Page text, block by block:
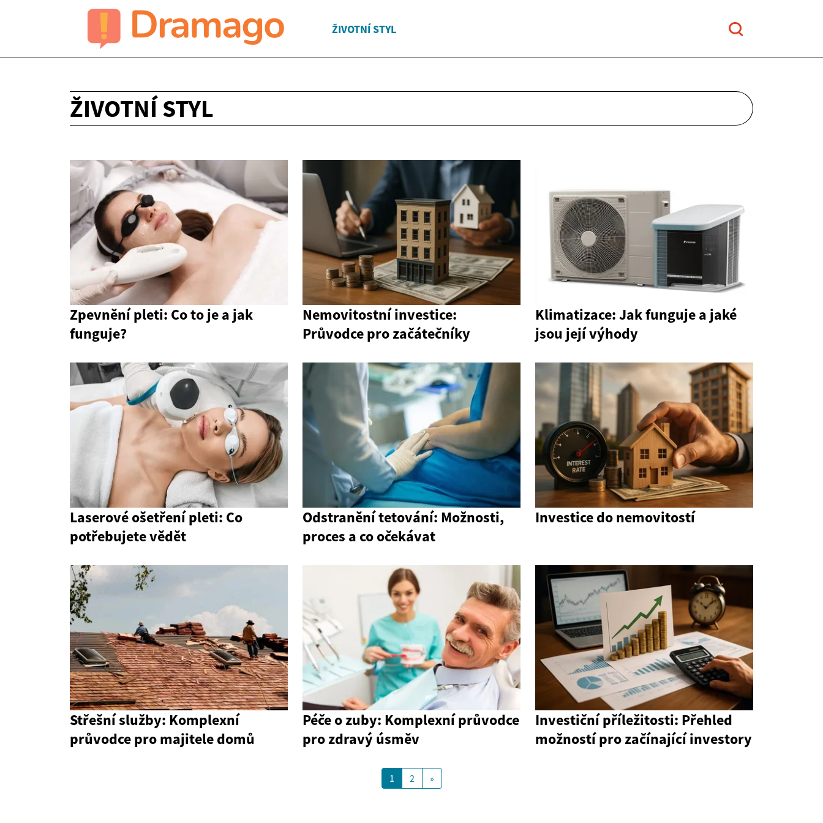
ŽIVOTNÍ STYL
ŽIVOTNÍ STYL
Zpevnění pleti: Co to je a jak
funguje?
Nemovitostní investice:
Průvodce pro začátečníky
Klimatizace: Jak funguje a jaké
jsou její výhody
Laserové ošetření pleti: Co
potřebujete vědět
Odstranění tetování: Možnosti,
proces a co očekávat
Investice do nemovitostí
Střešní služby: Komplexní
průvodce pro majitele domů
Péče o zuby: Komplexní průvodce
pro zdravý úsměv
Investiční příležitosti: Přehled
možností pro začínající investory
1 2 »